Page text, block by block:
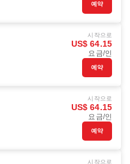
예약
시작으로
US$ 64.15
요금/인
예약
시작으로
US$ 64.15
요금/인
예약
시작으로